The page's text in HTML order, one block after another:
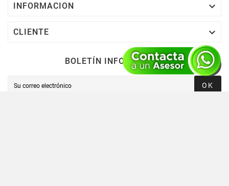
INFORMACION 
CLIENTE 
BOLETÍN INFORMATIVO
OK